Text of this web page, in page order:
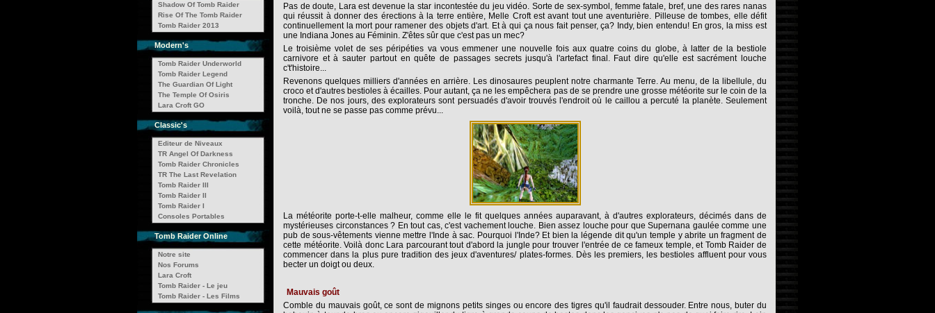
Shadow Of Tomb Raider
Rise Of The Tomb Raider
Tomb Raider 2013
Modern's
Tomb Raider Underworld
Tomb Raider Legend
The Guardian Of Light
The Temple Of Osiris
Lara Croft GO
Classic's
Editeur de Niveaux
TR Angel Of Darkness
Tomb Raider Chronicles
TR The Last Revelation
Tomb Raider III
Tomb Raider II
Tomb Raider I
Consoles Portables
Tomb Raider Online
Notre site
Nos Forums
Lara Croft
Tomb Raider - Le jeu
Tomb Raider - Les Films
Pas de doute, Lara est devenue la star incontestée du jeu vidéo. Sorte de sex-symbol, femme fatale, bref, une des rares nanas
qui réussit à donner des érections à la terre entière, Melle Croft est avant tout une aventurière. Pilleuse de tombes, elle défit
continuellement la mort pour ramener des objets d'art. Et à qui ça nous fait penser, ça? Indy, bien entendu! En gros, la miss est
une Indiana Jones au Féminin. Z'êtes sûr que c'est pas un mec?
Le troisième volet de ses péripéties va vous emmener une nouvelle fois aux quatre coins du globe, à latter de la bestiole
carnivore et à sauter partout en quête de passages secrets jusqu'à l'artefact final. Faut dire qu'elle est sacrément louche
c't'histoire...
Revenons quelques milliers d'années en arrière. Les dinosaures peuplent notre charmante Terre. Au menu, de la libellule, du
croco et d'autres bestioles à écailles. Pour autant, ça ne les empêchera pas de se prendre une grosse météorite sur le coin de la
tronche. De nos jours, des explorateurs sont persuadés d'avoir trouvés l'endroit où le caillou a percuté la planète. Seulement
voilà, tout ne se passe pas comme prévu...
La météorite porte-t-elle malheur, comme elle le fit quelques années auparavant, à d'autres explorateurs, décimés dans de
mystérieuses circonstances ? En tout cas, c'est vachement louche. Bien assez louche pour que Supernana gaulée comme une
pub de sous-vêtements vienne mettre l'Inde à sac. Pourquoi l'Inde? Et bien la légende dit qu'un temple y abrite un fragment de
cette météorite. Voilà donc Lara parcourant tout d'abord la jungle pour trouver l'entrée de ce fameux temple, et Tomb Raider de
commencer dans la plus pure tradition des jeux d'aventures/ plates-formes. Dès les premiers, les bestioles affluent pour vous
becter un doigt ou deux.
Mauvais goût
Comble du mauvais goût, ce sont de mignons petits singes ou encore des tigres qu'il faudrait dessouder. Entre nous, buter du